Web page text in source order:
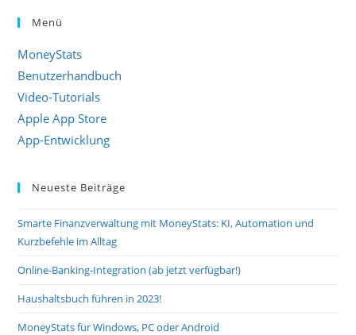
Menü
MoneyStats
Benutzerhandbuch
Video-Tutorials
Apple App Store
App-Entwicklung
Neueste Beiträge
Smarte Finanzverwaltung mit MoneyStats: KI, Automation und
Kurzbefehle im Alltag
Online-Banking-Integration (ab jetzt verfügbar!)
Haushaltsbuch führen in 2023!
MoneyStats für Windows, PC oder Android